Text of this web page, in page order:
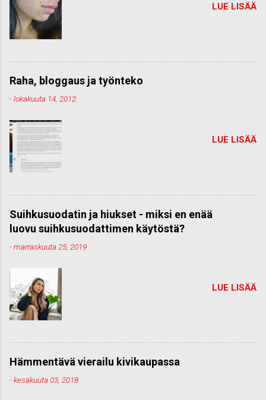
LUE LISÄÄ
Raha, bloggaus ja työnteko
-lokakuuta 14, 2012
LUE LISÄÄ
Suihkusuodatin ja hiukset - miksi en enää
luovu suihkusuodattimen käytöstä?
-marraskuuta 25, 2019
LUE LISÄÄ
Hämmentävä vierailu kivikaupassa
-kesäkuuta 03, 2018